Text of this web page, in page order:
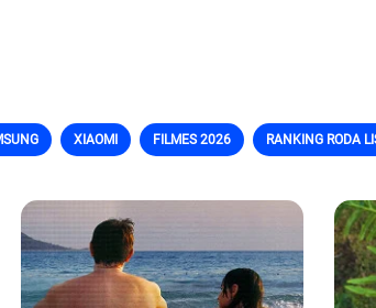
XIAOMI FILMES 2026 RANKING RODA